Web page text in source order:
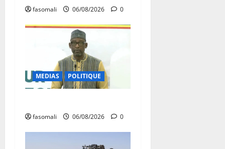
fasomali 06/08/2026 0
MEDIAS POLITIQUE
fasomali 06/08/2026 0